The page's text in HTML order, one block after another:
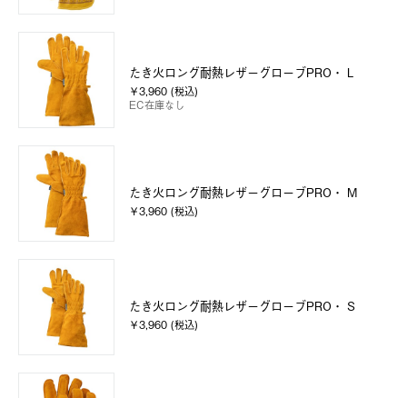
たき火ロング耐熱レザーグローブPRO・ L
￥3,960 (税込)
EC在庫なし
たき火ロング耐熱レザーグローブPRO・ M
￥3,960 (税込)
たき火ロング耐熱レザーグローブPRO・ S
￥3,960 (税込)